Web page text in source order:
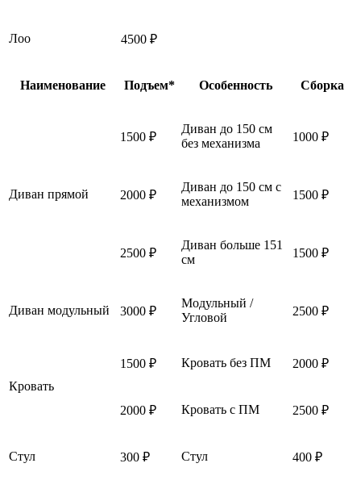
Лоо 4500 ₽
Наименование Подъем* Особенность Сборка
Диван прямой
1500 ₽
Диван до 150 см
без механизма
1000 ₽
2000 ₽
Диван до 150 см с
механизмом
1500 ₽
2500 ₽
Диван больше 151
см
1500 ₽
Диван модульный 3000 ₽
Модульный /
Угловой
2500 ₽
Кровать
1500 ₽ Кровать без ПМ 2000 ₽
2000 ₽ Кровать с ПМ 2500 ₽
Стул 300 ₽ Стул 400 ₽